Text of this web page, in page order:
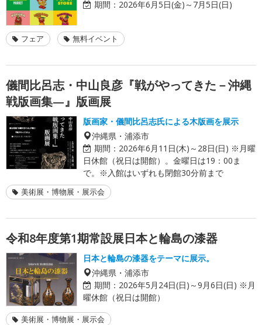
期間： 2026年6月5日(金)～7月5日(日)
フェア 無料イベント
儀間比呂志・中山良彦『戦がやってきた－沖縄
戦版画集—』版画展
版画家・儀間比呂志氏による木版画を展示
沖縄県・浦添市
期間： 2026年6月11日(木)～28日(日) ※月曜
日休館（祝日は開館）。金曜日は19：00ま
で。※入館はいずれも閉館30分前まで
美術展・博物展・展示会
令和8年度第1期常設展日本と輪島の漆器
日本と輪島の漆器をテーマに展示。
沖縄県・浦添市
期間： 2026年5月24日(日)～9月6日(日) ※月
曜休館（祝日は開館）
美術展・博物展・展示会